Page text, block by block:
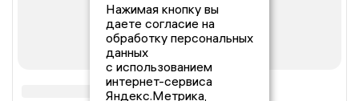
Нажимая кнопку вы
даете согласие на
обработку персональных
данных
с использованием
интернет-сервиса
Яндекс.Метрика,